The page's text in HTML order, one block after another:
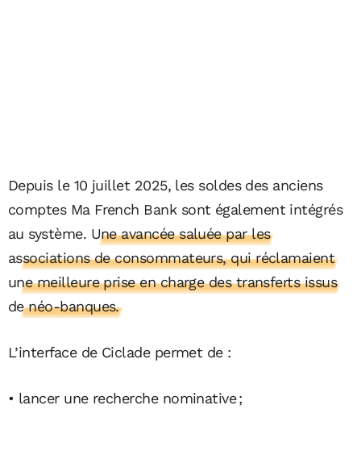
Depuis le 10 juillet 2025, les soldes des anciens
comptes Ma French Bank sont également intégrés
au système. Une avancée saluée par les
associations de consommateurs, qui réclamaient
une meilleure prise en charge des transferts issus
de néo-banques.
L’interface de Ciclade permet de :
• lancer une recherche nominative ;